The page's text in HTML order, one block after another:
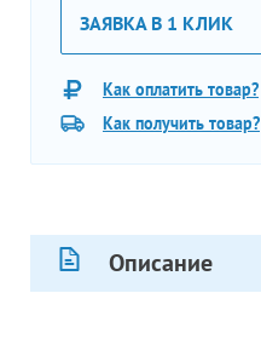
ЗАЯВКА В 1 КЛИК
Как оплатить товар?
Как получить товар?
Описание